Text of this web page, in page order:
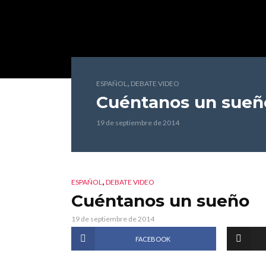
ESPAÑOL, DEBATE VIDEO
Cuéntanos un
19 de septiembre de 2014
ESPAÑOL, DEBATE VIDEO
Cuéntanos un sueño
19 de septiembre de 2014
FACEBOOK